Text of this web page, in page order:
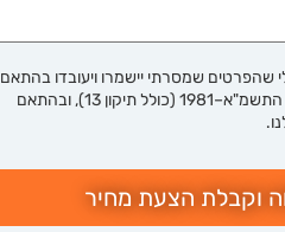
שהפרטים שמסרתי יישמרו ויעובדו בהתאם
לחוק הגנת הפרטיות, התשמ"א–1981 (כולל תיקון 13), ובהתאם
וקבלת הצעת מחיר